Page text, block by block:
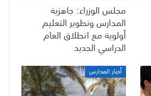
مجلس الوزراء: جاهزية
المدارس وتطوير التعليم
أولوية مع انطلاق العام
الدراسي الجديد
أخبار المدارس